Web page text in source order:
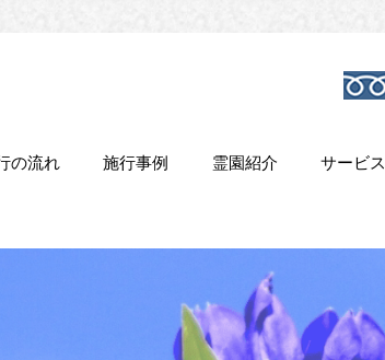
の流れ 施行事例 霊園紹介 サービス